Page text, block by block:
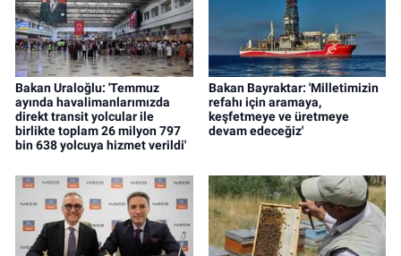
Bakan Uraloğlu: 'Temmuz
ayında havalimanlarımızda
direkt transit yolcular ile
birlikte toplam 26 milyon 797
bin 638 yolcuya hizmet verildi'
Bakan Bayraktar: 'Milletimizin
refahı için aramaya,
keşfetmeye ve üretmeye
devam edeceğiz'